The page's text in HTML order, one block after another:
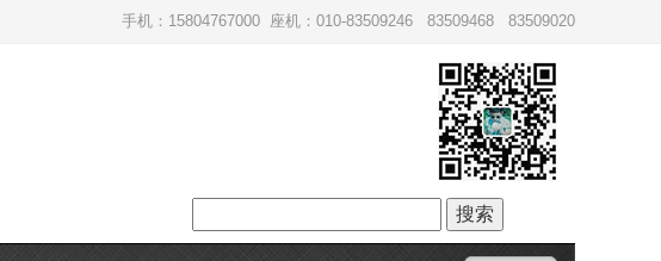
手机：15804767000 座机：010-83509246 83509468 83509020
索：